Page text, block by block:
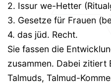
2. Issur we-Hetter
3. Gesetze für Frauen
4. das jüd. Recht.
Sie fassen die
zusammen. Dabei zitiert
Talmuds, Talmud-